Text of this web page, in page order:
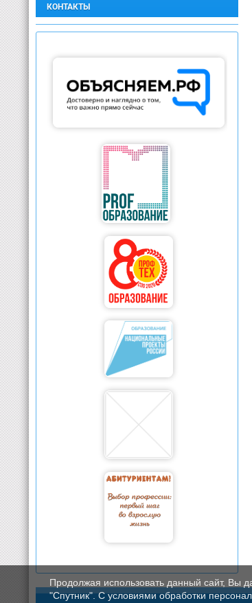
КОНТАКТЫ
Продолжая использовать данный сайт, Вы
"Спутник". С условиями обработки